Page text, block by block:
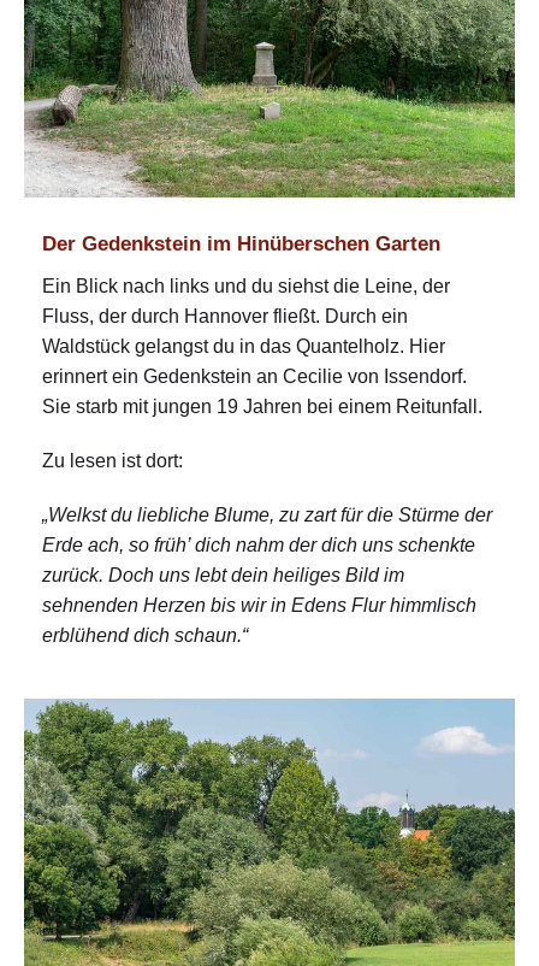
Der Gedenkstein im Hinüberschen Garten
Ein Blick nach links und du siehst die Leine, der
Fluss, der durch Hannover fließt. Durch ein
Waldstück gelangst du in das Quantelholz. Hier
erinnert ein Gedenkstein an Cecilie von Issendorf.
Sie starb mit jungen 19 Jahren bei einem Reitunfall.
Zu lesen ist dort:
„Welkst du liebliche Blume, zu zart für die Stürme der
Erde ach, so früh’ dich nahm der dich uns schenkte
zurück. Doch uns lebt dein heiliges Bild im
sehnenden Herzen bis wir in Edens Flur himmlisch
erblühend dich schaun.“